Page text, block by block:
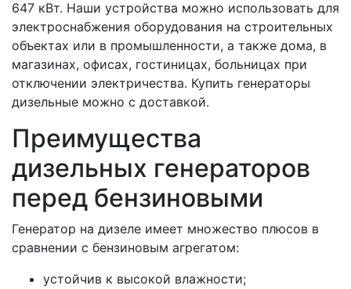
647 кВт. Наши устройства можно использовать для
электроснабжения оборудования на строительных
объектах или в промышленности, а также дома, в
магазинах, офисах, гостиницах, больницах при
отключении электричества. Купить генераторы
дизельные можно с доставкой.
Преимущества
дизельных генераторов
перед бензиновыми
Генератор на дизеле имеет множество плюсов в
сравнении с бензиновым агрегатом:
устойчив к высокой влажности;